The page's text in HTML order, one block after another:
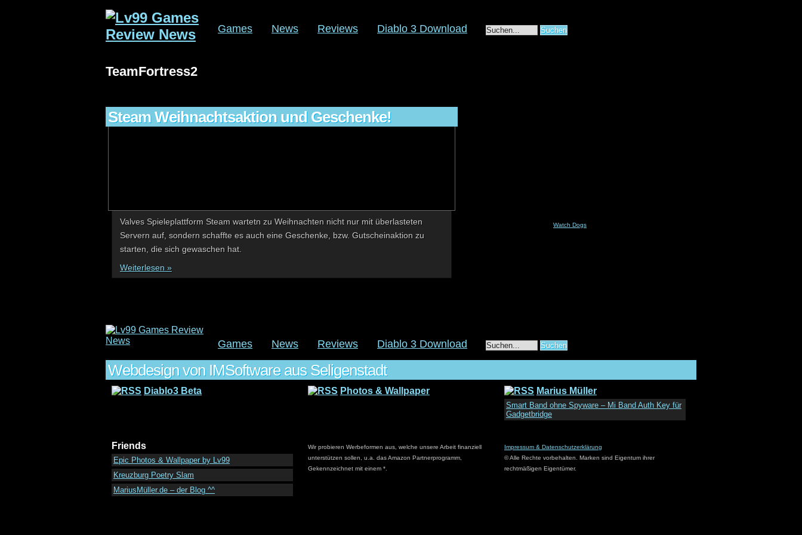
Games News Reviews Diablo 3 Download
TeamFortress2
Steam Weihnachtsaktion und Geschenke!
Valves Spieleplattform Steam wartetn zu Weihnachten nicht nur mit überlasteten
Servern auf, sondern schaffte es auch eine Geschenke, bzw. Gutscheinaktion zu
starten, die sich gewaschen hat.
Weiterlesen »
Watch Dogs
Games News Reviews Diablo 3 Download
Webdesign von IMSoftware aus Seligenstadt
Diablo3 Beta Photos & Wallpaper Marius Müller
Smart Band ohne Spyware – Mi Band Auth Key für
Gadgetbridge
Friends
Epic Photos & Wallpaper by Lv99
Kreuzburg Poetry Slam
MariusMüller.de – der Blog ^^
Wir probieren Werbeformen aus, welche unsere Arbeit finanziell
unterstützen sollen, u.a. das Amazon Partnerprogramm,
Gekennzeichnet mit einem *.
Impressum & Datenschutzerklärung
© Alle Rechte vorbehalten. Marken sind Eigentum ihrer
rechtmäßigen Eigentümer.